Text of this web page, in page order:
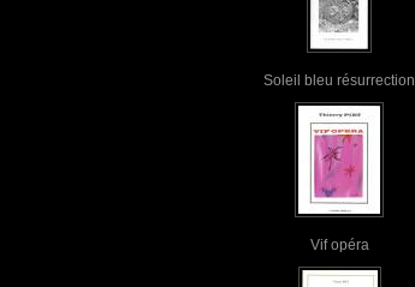
Soleil bleu résurrection
Vif opéra